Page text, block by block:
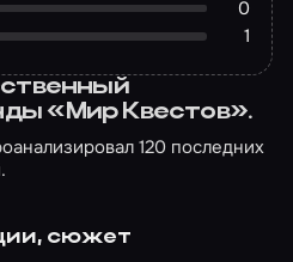
0
1
«Мир Квестов».
120 последних
сюжет